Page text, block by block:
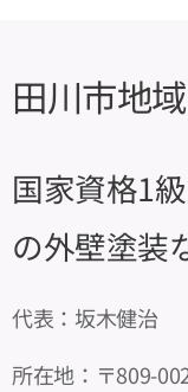
田川市地
国家資格1
の外壁塗装
代表：坂木健治
所在地：〒809-